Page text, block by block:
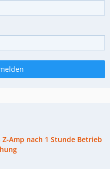
Amp nach 1 Stunde Betrieb